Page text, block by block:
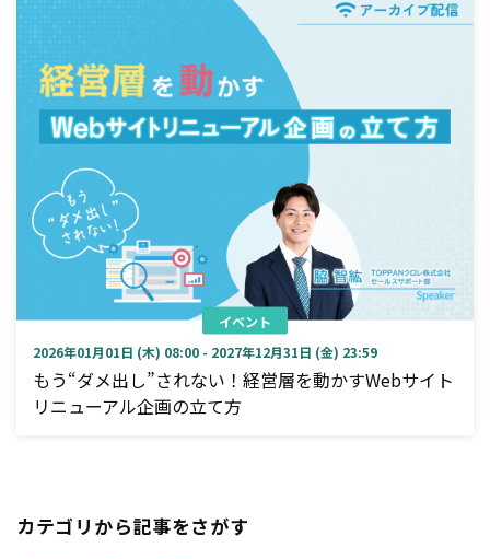
イベント
2026年01月01日 (木) 08:00 - 2027年12月31日 (金) 23:59
もう“ダメ出し”されない！経営層を動かすWebサイト
リニューアル企画の立て方
カテゴリから記事をさがす